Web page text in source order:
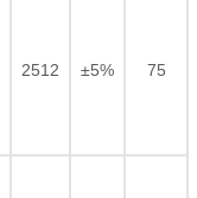
2512 ±5% 75